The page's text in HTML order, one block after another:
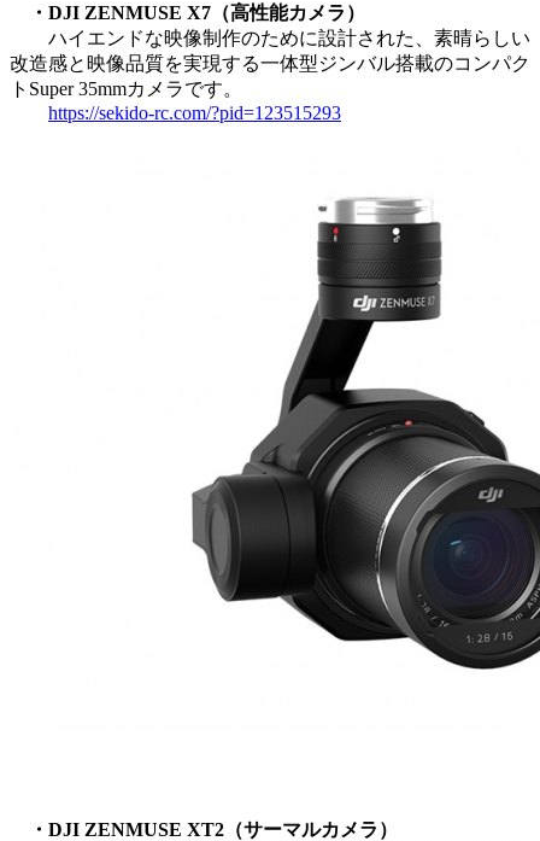
・DJI ZENMUSE X7（高性能カメラ）
ハイエンドな映像制作のために設計された、素晴らしい
改造感と映像品質を実現する一体型ジンバル搭載のコンパク
トSuper 35mmカメラです。
https://sekido-rc.com/?pid=123515293
・DJI ZENMUSE XT2（サーマルカメラ）